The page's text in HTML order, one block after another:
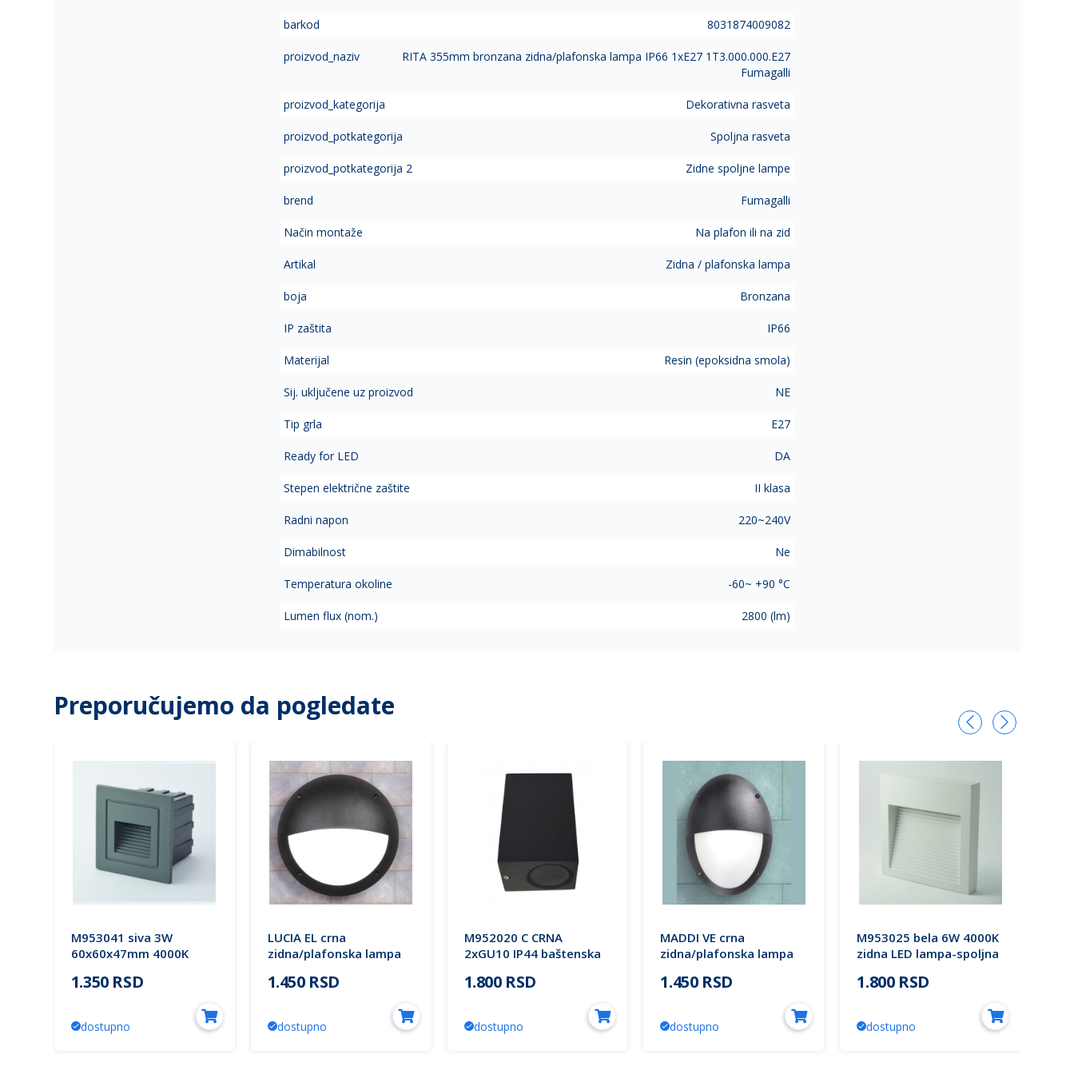
barkod 8031874009082
proizvod_naziv
RITA 355mm bronzana zidna/plafonska lampa IP66 1xE27 1T3.000.000.E27
Fumagalli
proizvod_kategorija Dekorativna rasveta
proizvod_potkategorija Spoljna rasveta
proizvod_potkategorija 2 Zidne spoljne lampe
brend Fumagalli
Način montaže Na plafon ili na zid
Artikal Zidna / plafonska lampa
boja Bronzana
IP zaštita IP66
Materijal Resin (epoksidna smola)
Sij. uključene uz proizvod NE
Tip grla E27
Ready for LED DA
Stepen električne zaštite II klasa
Radni napon 220~240V
Dimabilnost Ne
Temperatura okoline -60~ +90 °C
Lumen flux (nom.) 2800 (lm)
Preporučujemo da pogledate
M953041 siva 3W
60x60x47mm 4000K
ugradna IP65 Mitea
1.350 RSD
dostupno
LUCIA EL crna
zidna/plafonska lampa
2R3.000.000.E27
1.450 RSD
dostupno
M952020 C CRNA
2xGU10 IP44 baštenska
Lighting
1.800 RSD
dostupno
MADDI VE crna
zidna/plafonska lampa
2V3.000.000.E27S
1.450 RSD
dostupno
M953025 bela 6W 4000K
zidna LED lampa-spoljna
Lighting
1.800 RSD
dostupno